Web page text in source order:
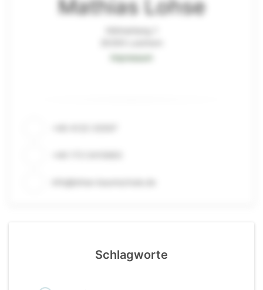
Mathias Lohse
Impressum
Schlagworte